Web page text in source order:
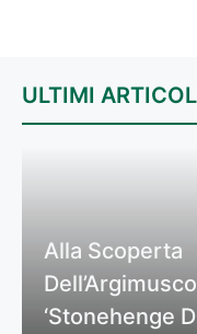
ULTIMI
Alla Scoperta
‘Stonehenge